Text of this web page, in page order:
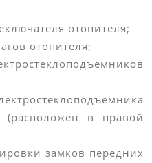
отопителя;
отопителя;
в правой
замков передних